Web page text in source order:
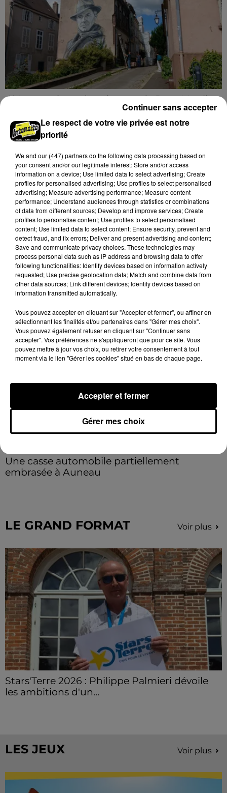
🔊 Les touristes dans les pas de Jean Moulin
Le « tourisme de mémoire » s'invite dans les sorties
estivales de Chartres Tourisme.
Le SICTOM BBI collecte vos déchets
amiantés
La collecte se fait sous conditions et pour un nombre
limité de personnes, sur incription.
Une casse automobile partiellement
embrasée à Auneau
LE GRAND FORMAT Voir plus
Stars'Terre 2026 : Philippe Palmieri dévoile
les ambitions d'un...
LES JEUX Voir plus
Le respect de votre vie privée est notre
priorité
We and our (447) partnersdo the following data processing based on
your consent and/or our legitimate interest: Store and/or access
information on a device; Use limited data to select advertising; Create
profiles for personalised advertising; Use profiles to select personalised
advertising; Measure advertising performance; Measure content
performance; Understand audiences through statistics or combinations
of data from different sources; Develop and improve services; Create
profiles to personalise content; Use profiles to select personalised
content; Use limited data to select content; Ensure security, prevent and
detect fraud, and fix errors; Deliver and present advertising and content;
Save and communicate privacy choices. These technologies may
process personal data such as IP address and browsing data to offer
following functionalities: Identify devices based on information actively
requested; Use precise geolocation data; Match and combine data from
other data sources; Link different devices; Identify devices based on
information transmitted automatically.
Vous pouvez accepter en cliquant sur "Accepter et fermer", ou affiner en
sélectionnant les finalités et/ou partenaires dans "Gérer mes choix".
Vous pouvez également refuser en cliquant sur "Continuer sans
accepter". Vos préférences ne s'appliqueront que pour ce site. Vous
pouvez mettre à jour vos choix, ou retirer votre consentement à tout
moment via le lien "Gérer les cookies" situé en bas de chaque page.
Gérer mes choix
Accepter et fermer
Continuer sans accepter